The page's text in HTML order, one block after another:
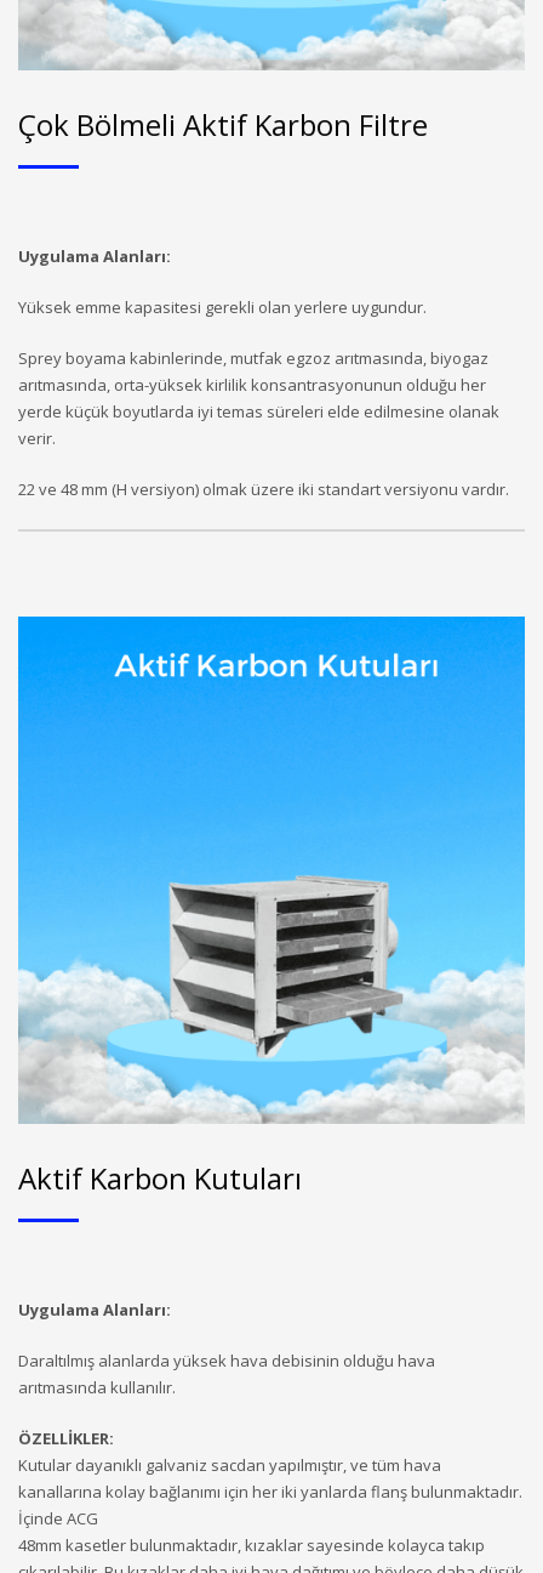
Çok Bölmeli Aktif Karbon Filtre
Uygulama Alanları:
Yüksek emme kapasitesi gerekli olan yerlere uygundur.
Sprey boyama kabinlerinde, mutfak egzoz arıtmasında, biyogaz
arıtmasında, orta-yüksek kirlilik konsantrasyonunun olduğu her
yerde küçük boyutlarda iyi temas süreleri elde edilmesine olanak
verir.
22 ve 48 mm (H versiyon) olmak üzere iki standart versiyonu vardır.
Aktif Karbon Kutuları
Uygulama Alanları:
Daraltılmış alanlarda yüksek hava debisinin olduğu hava
arıtmasında kullanılır.
ÖZELLİKLER:
Kutular dayanıklı galvaniz sacdan yapılmıştır, ve tüm hava
kanallarına kolay bağlanımı için her iki yanlarda flanş bulunmaktadır.
İçinde ACG
48mm kasetler bulunmaktadır, kızaklar sayesinde kolayca takıp